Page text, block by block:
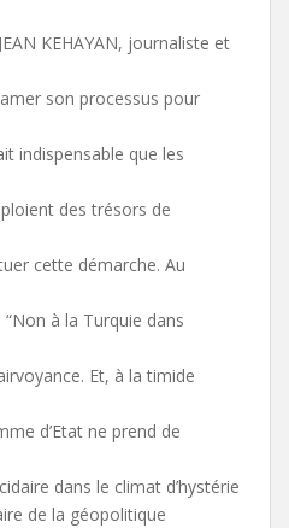
KEHAYAN, journaliste et
son processus pour
indispensable que les
des trésors de
cette démarche. Au
à la Turquie dans
Et, à la timide
d’Etat ne prend de
dans le climat d’hystérie
de la géopolitique